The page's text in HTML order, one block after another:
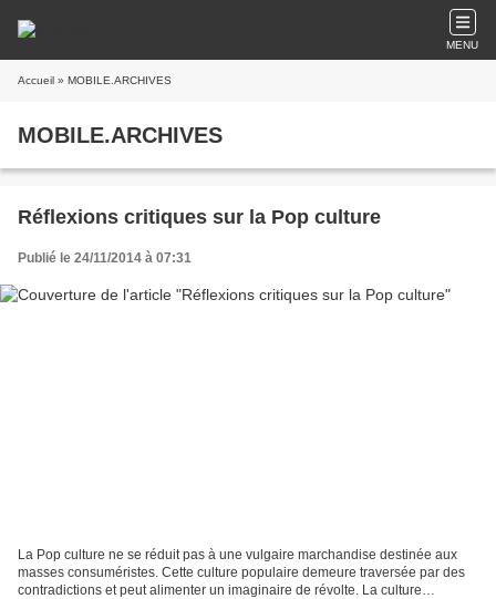
MENU
Accueil » MOBILE.ARCHIVES
MOBILE.ARCHIVES
Réflexions critiques sur la Pop culture
Publié le 24/11/2014 à 07:31
La Pop culture ne se réduit pas à une vulgaire marchandise destinée aux
masses consuméristes. Cette culture populaire demeure traversée par des
contradictions et peut alimenter un imaginaire de révolte. La culture